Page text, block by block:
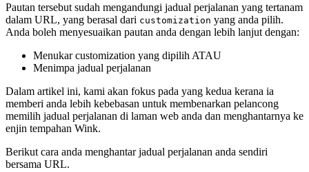
Pautan tersebut sudah mengandungi jadual perjalanan yang tertanam
dalam URL, yang berasal dari customization yang anda pilih.
Anda boleh menyesuaikan pautan anda dengan lebih lanjut dengan:
Menukar customization yang dipilih ATAU
Menimpa jadual perjalanan
Dalam artikel ini, kami akan fokus pada yang kedua kerana ia
memberi anda lebih kebebasan untuk membenarkan pelancong
memilih jadual perjalanan di laman web anda dan menghantarnya ke
enjin tempahan Wink.
Berikut cara anda menghantar jadual perjalanan anda sendiri
bersama URL.